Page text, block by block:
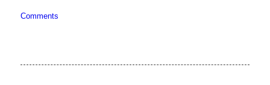
Comments